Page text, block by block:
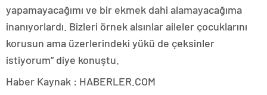
yapamayacağımı ve bir ekmek dahi alamayacağıma
inanıyorlardı. Bizleri örnek alsınlar aileler çocuklarını
korusun ama üzerlerindeki yükü de çeksinler
istiyorum” diye konuştu.
Haber Kaynak : HABERLER.COM